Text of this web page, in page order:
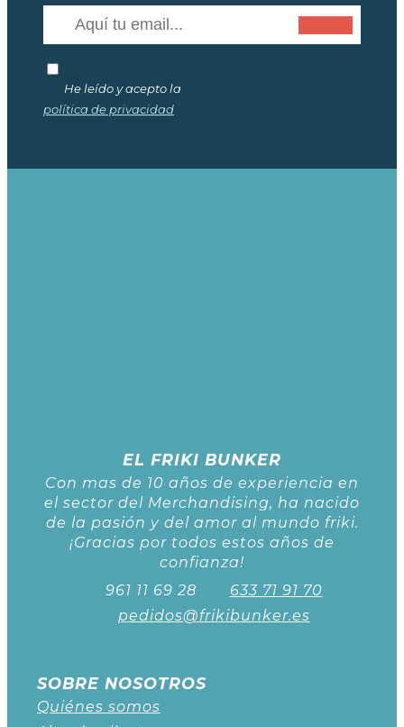
He leído y acepto la
política de privacidad
EL FRIKI BUNKER
Con mas de 10 años de experiencia en
el sector del Merchandising, ha nacido
de la pasión y del amor al mundo friki.
¡Gracias por todos estos años de
confianza!
961 11 69 28
633 71 91 70
pedidos@frikibunker.es
SOBRE NOSOTROS
Quiénes somos